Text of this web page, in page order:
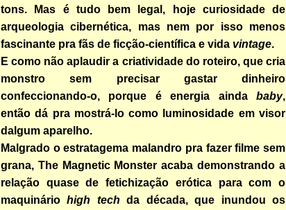
tons. Mas é tudo bem legal, hoje curiosidade de
arqueologia cibernética, mas nem por isso menos
fascinante pra fãs de ficção-científica e vida vintage.
E como não aplaudir a criatividade do roteiro, que cria
monstro sem precisar gastar dinheiro
confeccionando-o, porque é energia ainda baby,
então dá pra mostrá-lo como luminosidade em visor
dalgum aparelho.
Malgrado o estratagema malandro pra fazer filme sem
grana, The Magnetic Monster acaba demonstrando a
relação quase de fetichização erótica para com o
maquináriohigh techda década, que inundou os